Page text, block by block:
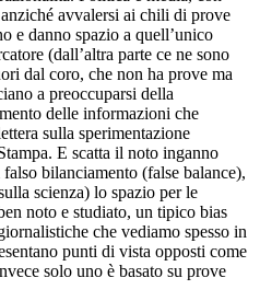
avvalersi ai chili di prove
e danno spazio a quell’unico
(dall’altra parte ce ne sono
dal coro, che non ha prove ma
a preoccuparsi della
delle informazioni che
sulla sperimentazione
E scatta il noto inganno
bilanciamento (false balance),
scienza) lo spazio per le
noto e studiato, un tipico bias
che vediamo spesso in
punti di vista opposti come
solo uno è basato su prove